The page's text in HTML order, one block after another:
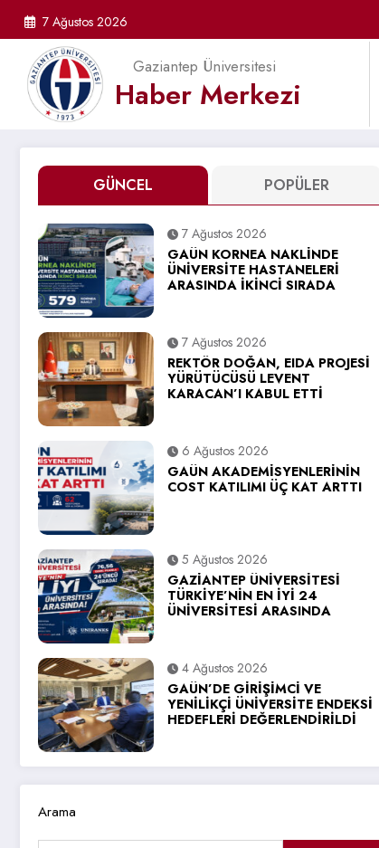
7 Ağustos 2026
Gaziantep Üniversitesi
Haber Merkezi
GÜNCEL POPÜLER
7 Ağustos 2026
GAÜN KORNEA NAKLİNDE
ÜNİVERSİTE HASTANELERİ
ARASINDA İKİNCİ SIRADA
7 Ağustos 2026
REKTÖR DOĞAN, EIDA PROJESİ
YÜRÜTÜCÜSÜ LEVENT
KARACAN’I KABUL ETTİ
6 Ağustos 2026
GAÜN AKADEMİSYENLERİNİN
COST KATILIMI ÜÇ KAT ARTTI
5 Ağustos 2026
GAZİANTEP ÜNİVERSİTESİ
TÜRKİYE’NİN EN İYİ 24
ÜNİVERSİTESİ ARASINDA
4 Ağustos 2026
GAÜN’DE GİRİŞİMCİ VE
YENİLİKÇİ ÜNİVERSİTE ENDEKSİ
HEDEFLERİ DEĞERLENDİRİLDİ
Arama